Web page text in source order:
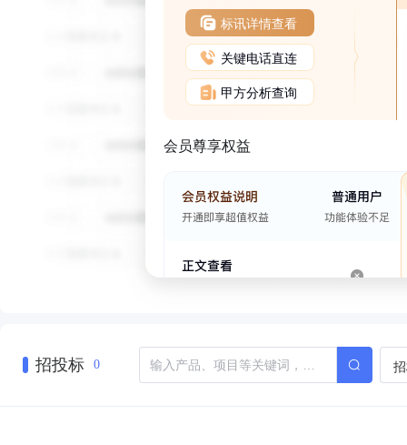
标讯详情查看
关键电话直连
甲方分析查询
会员尊享权益
招投标 0